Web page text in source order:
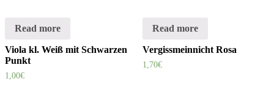
Read more
Viola kl. Weiß mit Schwarzen
Punkt
1,00€
Read more
Vergissmeinnicht Rosa
1,70€